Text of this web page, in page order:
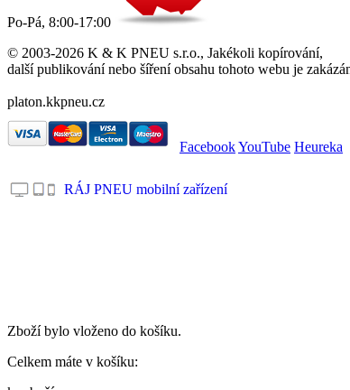
Po-Pá, 8:00-17:00
© 2003-2026 K & K PNEU s.r.o., Jakékoli kopírování,
další publikování nebo šíření obsahu tohoto webu je
platon.kkpneu.cz
FacebookYouTube Heureka
RÁJ PNEU mobilní zařízení
Zboží bylo vloženo do košíku.
Celkem máte v košíku: